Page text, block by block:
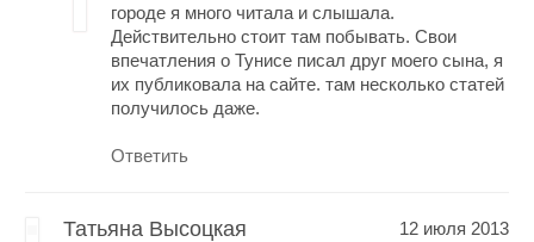
городе я много читала и слышала.
Действительно стоит там побывать. Свои
впечатления о Тунисе писал друг моего сына, я
их публиковала на сайте. там несколько статей
получилось даже.
Ответить
Татьяна Высоцкая
12 июля 2013